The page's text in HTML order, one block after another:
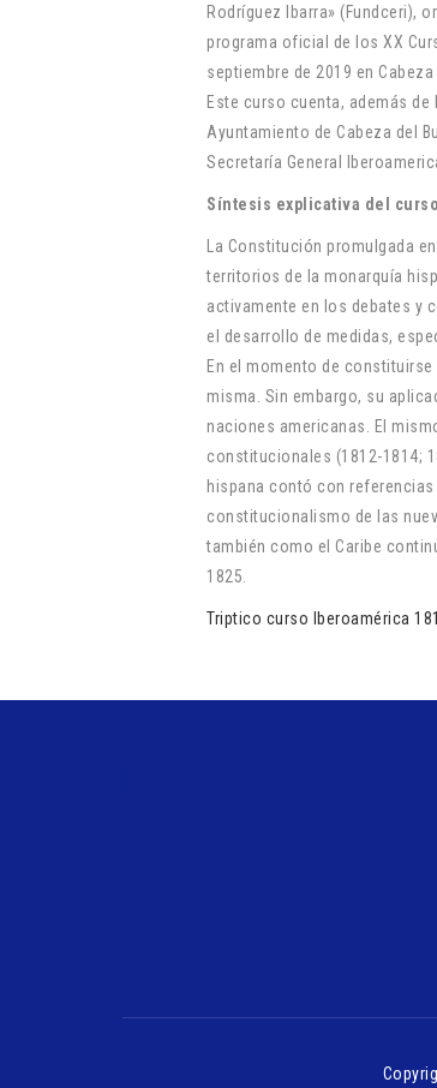
Rodríguez Ibarra» (Fundceri),
programa oficial de los XX
septiembre de 2019 en Cabeza
Este curso cuenta, además
Ayuntamiento de Cabeza del
Secretaría General
Síntesis explicativa del curso
La Constitución promulgada
territorios de la monarquía
activamente en los debates y
el desarrollo de medidas,
En el momento de
misma. Sin embargo, su
naciones americanas. El
constitucionales (1812-1814;
hispana contó con
constitucionalismo de las
también como el Caribe
1825.
Triptico curso Iberoamérica